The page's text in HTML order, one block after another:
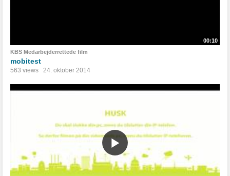
00:10
KBS Medarbejderrettede film
mobitest
563 views 24. oktober 2014